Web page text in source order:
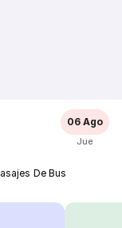
06 Ago
Jue
De Bus